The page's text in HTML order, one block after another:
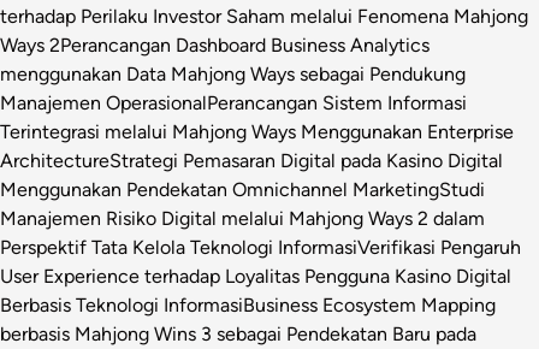
terhadap Perilaku Investor Saham melalui Fenomena Mahjong
Ways 2Perancangan Dashboard Business Analytics
menggunakan Data Mahjong Ways sebagai Pendukung
Manajemen OperasionalPerancangan Sistem Informasi
Terintegrasi melalui Mahjong Ways Menggunakan Enterprise
ArchitectureStrategi Pemasaran Digital pada Kasino Digital
Menggunakan Pendekatan Omnichannel MarketingStudi
Manajemen Risiko Digital melalui Mahjong Ways 2 dalam
Perspektif Tata Kelola Teknologi InformasiVerifikasi Pengaruh
User Experience terhadap Loyalitas Pengguna Kasino Digital
Berbasis Teknologi InformasiBusiness Ecosystem Mapping
berbasis Mahjong Wins 3 sebagai Pendekatan Baru pada